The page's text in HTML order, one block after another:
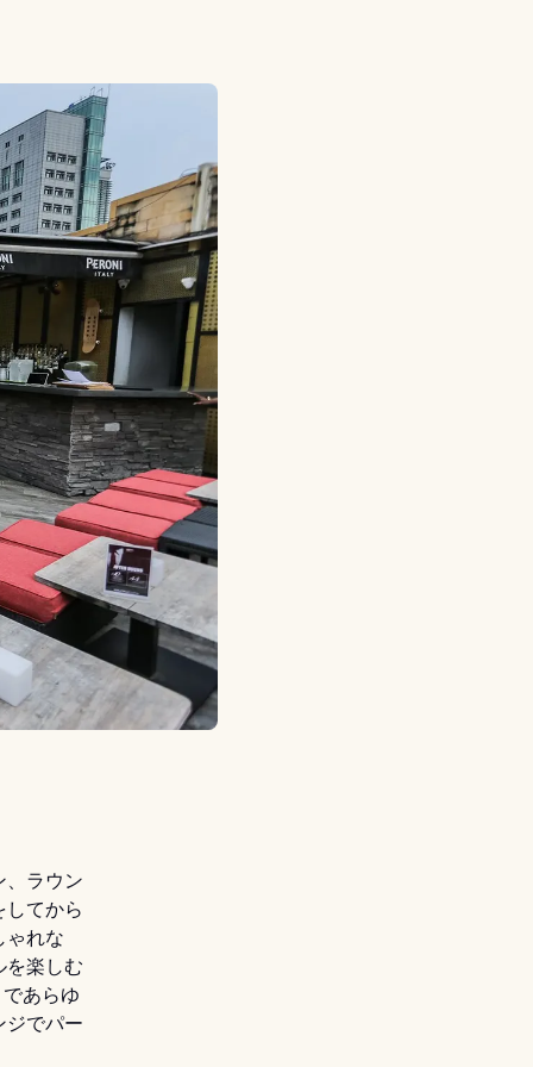
、ラウン
てから
ゃれな
を楽しむ
あらゆ
ジでパー